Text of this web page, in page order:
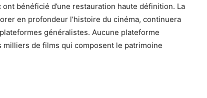
bénéficié d’une restauration haute définition. La
en profondeur l’histoire du cinéma, continuera
généralistes. Aucune plateforme
de films qui composent le patrimoine